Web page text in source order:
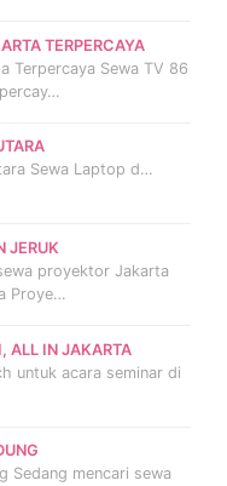
TERPERCAYA
Terpercaya Sewa TV 86
Sewa Laptop d…
JERUK
proyektor Jakarta
Proye…
ALL IN JAKARTA
untuk acara seminar di
Sedang mencari sewa